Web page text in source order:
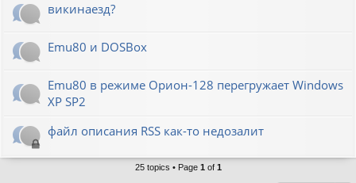
викинаезд?
Emu80 и DOSBox
Emu80 в режиме Орион-128 перегружает Windows
XP SP2
файл описания RSS как-то недозалит
25 topics • Page 1 of 1